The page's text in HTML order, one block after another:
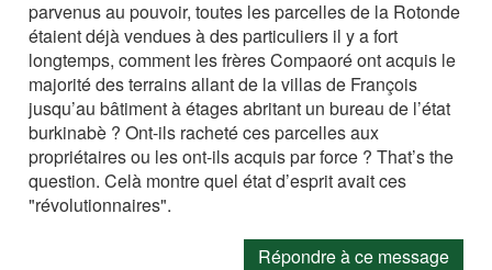
parvenus au pouvoir, toutes les parcelles de la Rotonde
étaient déjà vendues à des particuliers il y a fort
longtemps, comment les frères Compaoré ont acquis le
majorité des terrains allant de la villas de François
jusqu’au bâtiment à étages abritant un bureau de l’état
burkinabè ? Ont-ils racheté ces parcelles aux
propriétaires ou les ont-ils acquis par force ? That’s the
question. Celà montre quel état d’esprit avait ces
"révolutionnaires".
Répondre à ce message